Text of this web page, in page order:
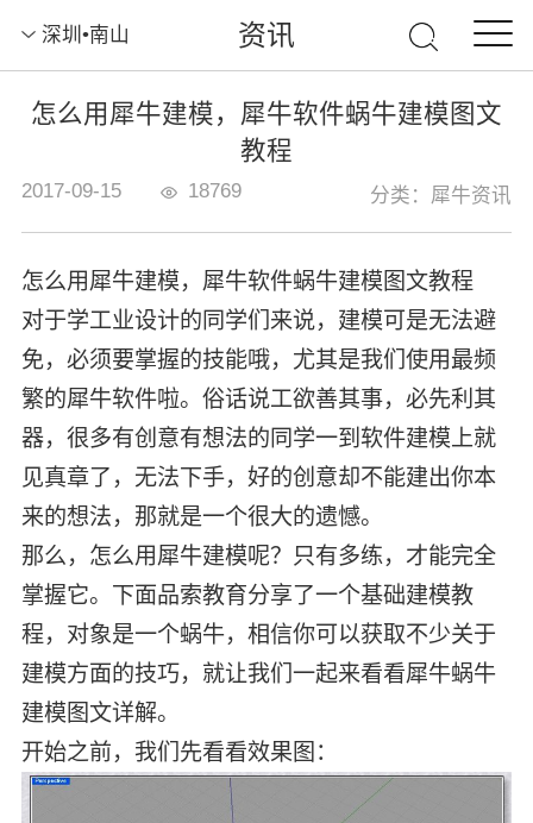
深圳•南山 资讯
怎么用犀牛建模，犀牛软件蜗牛建模图文
教程
2017-09-15 18769 分类：犀牛资讯
怎么用犀牛建模，犀牛软件蜗牛建模图文教程
对于学工业设计的同学们来说，建模可是无法避
免，必须要掌握的技能哦，尤其是我们使用最频
繁的犀牛软件啦。俗话说工欲善其事，必先利其
器，很多有创意有想法的同学一到软件建模上就
见真章了，无法下手，好的创意却不能建出你本
来的想法，那就是一个很大的遗憾。
那么，怎么用犀牛建模呢？只有多练，才能完全
掌握它。下面品索教育分享了一个基础建模教
程，对象是一个蜗牛，相信你可以获取不少关于
建模方面的技巧，就让我们一起来看看犀牛蜗牛
建模图文详解。
开始之前，我们先看看效果图：